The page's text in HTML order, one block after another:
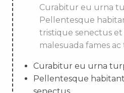
Curabitur eu urna
Pellentesque
tristique senectus
malesuada fames ac
Curabitur eu urna
Pellentesque